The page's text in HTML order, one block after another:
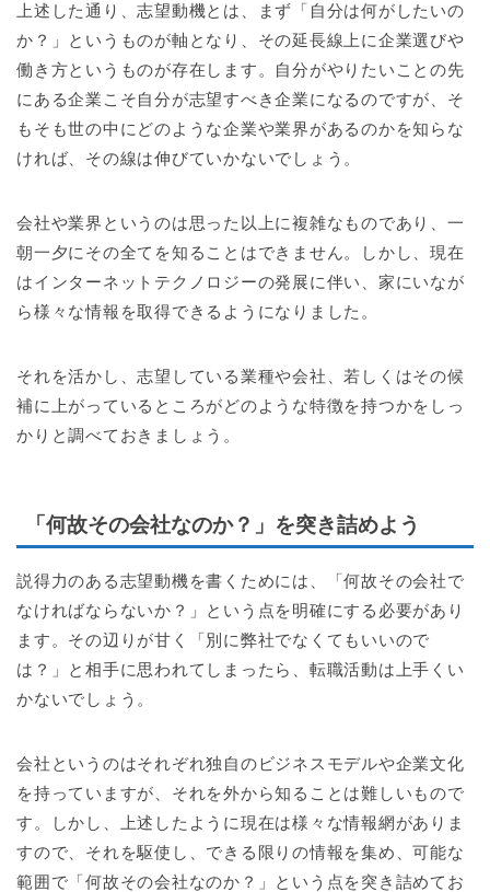
上述した通り、志望動機とは、まず「自分は何がしたいの
か？」というものが軸となり、その延長線上に企業選びや
働き方というものが存在します。自分がやりたいことの先
にある企業こそ自分が志望すべき企業になるのですが、そ
もそも世の中にどのような企業や業界があるのかを知らな
ければ、その線は伸びていかないでしょう。
会社や業界というのは思った以上に複雑なものであり、一
朝一夕にその全てを知ることはできません。しかし、現在
はインターネットテクノロジーの発展に伴い、家にいなが
ら様々な情報を取得できるようになりました。
それを活かし、志望している業種や会社、若しくはその候
補に上がっているところがどのような特徴を持つかをしっ
かりと調べておきましょう。
「何故その会社なのか？」を突き詰めよう
説得力のある志望動機を書くためには、「何故その会社で
なければならないか？」という点を明確にする必要があり
ます。その辺りが甘く「別に弊社でなくてもいいので
は？」と相手に思われてしまったら、転職活動は上手くい
かないでしょう。
会社というのはそれぞれ独自のビジネスモデルや企業文化
を持っていますが、それを外から知ることは難しいもので
す。しかし、上述したように現在は様々な情報網がありま
すので、それを駆使し、できる限りの情報を集め、可能な
範囲で「何故その会社なのか？」という点を突き詰めてお